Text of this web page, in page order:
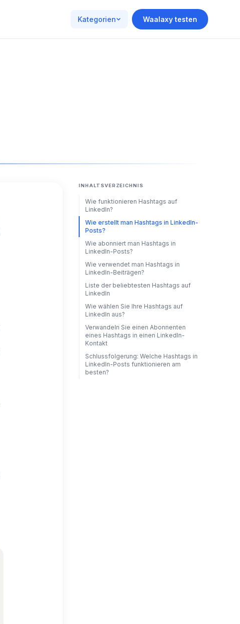
Kategorien Waalaxy testen
INHALTSVERZEICHNIS
Wie funktionieren Hashtags auf
LinkedIn?
Wie erstellt man Hashtags in LinkedIn-
Posts?
Wie abonniert man Hashtags in
LinkedIn-Posts?
Wie verwendet man Hashtags in
LinkedIn-Beiträgen?
Liste der beliebtesten Hashtags auf
LinkedIn
Wie wählen Sie Ihre Hashtags auf
LinkedIn aus?
Verwandeln Sie einen Abonnenten
eines Hashtags in einen LinkedIn-
Kontakt
Schlussfolgerung: Welche Hashtags in
LinkedIn-Posts funktionieren am
besten?